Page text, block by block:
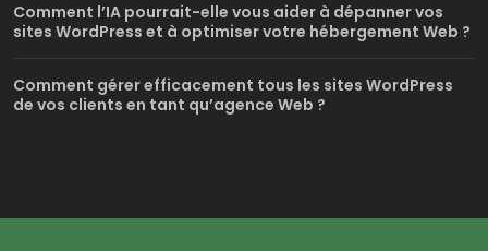
Comment l’IA pourrait-elle vous aider à dépanner vos
sites WordPress et à optimiser votre hébergement Web ?
Comment gérer efficacement tous les sites WordPress
de vos clients en tant qu’agence Web ?